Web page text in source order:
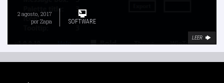
2 agosto, 2017
por Zapa SOFTWARE
LEER